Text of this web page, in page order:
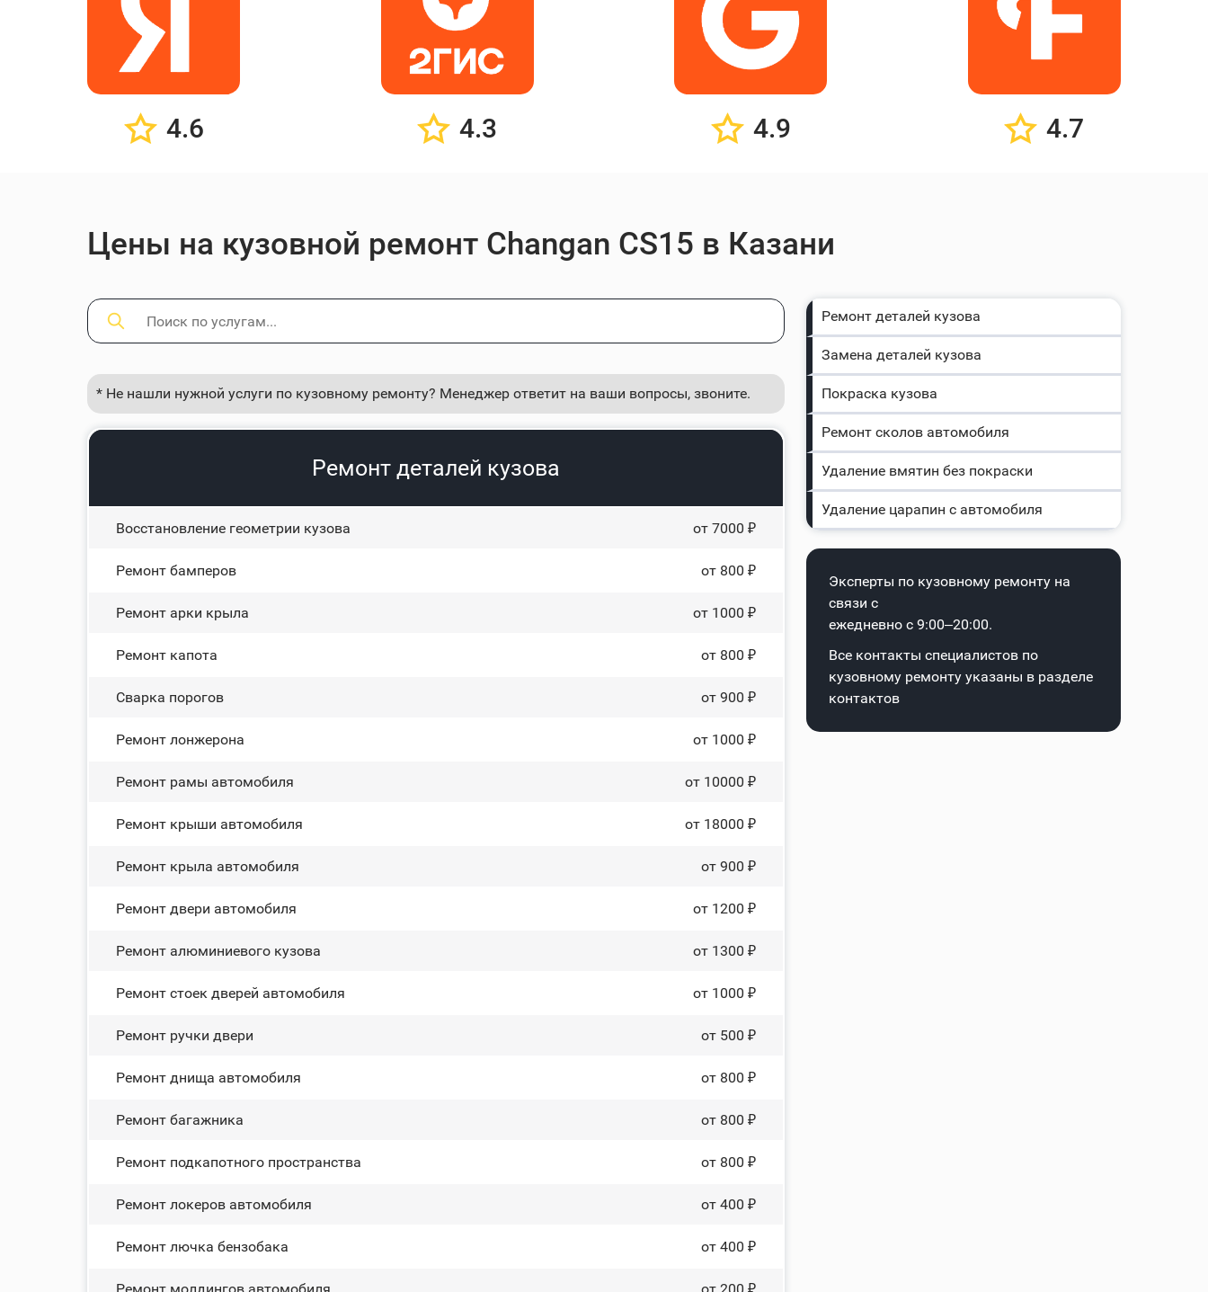
4.6 4.3 4.9 4.7
Цены на кузовной ремонт Changan CS15 в Казани
* Не нашли нужной услуги по кузовному ремонту? Менеджер ответит на ваши вопросы, звоните.
Ремонт деталей кузова
Восстановление геометрии кузова от 7000 ₽
Ремонт бамперов от 800 ₽
Ремонт арки крыла от 1000 ₽
Ремонт капота от 800 ₽
Сварка порогов от 900 ₽
Ремонт лонжерона от 1000 ₽
Ремонт рамы автомобиля от 10000 ₽
Ремонт крыши автомобиля от 18000 ₽
Ремонт крыла автомобиля от 900 ₽
Ремонт двери автомобиля от 1200 ₽
Ремонт алюминиевого кузова от 1300 ₽
Ремонт стоек дверей автомобиля от 1000 ₽
Ремонт ручки двери от 500 ₽
Ремонт днища автомобиля от 800 ₽
Ремонт багажника от 800 ₽
Ремонт подкапотного пространства от 800 ₽
Ремонт лoĸepoв автомобиля от 400 ₽
Ремонт лючка бензобака от 400 ₽
Ремонт деталей кузова
Замена деталей кузова
Покраска кузова
Ремонт сколов автомобиля
Удаление вмятин без покраски
Удаление царапин с автомобиля
Эксперты по кузовному ремонту на
связи с
ежедневно с 9:00–20:00.
Все контакты специалистов по
кузовному ремонту указаны в разделе
контактов